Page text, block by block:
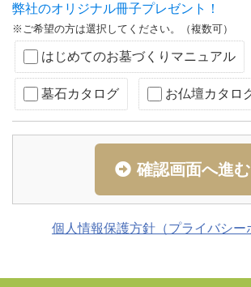
弊社のオリジナル冊子プレゼント！
※ご希望の方は選択してください。（複数可）
はじめてのお墓づくりマニュアル
墓石カタログ お仏壇カタロ
確認画面へ進む
個人情報保護方針（プライバシー